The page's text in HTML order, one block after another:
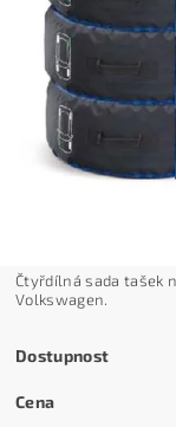
Čtyřdílná sada tašek
Volkswagen.
Dostupnost
Cena